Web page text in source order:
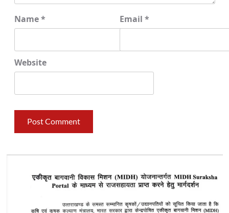
Name* Email *
Website